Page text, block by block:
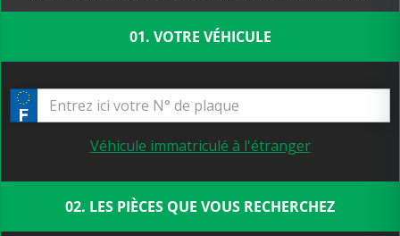
01. VOTRE VÉHICULE
Véhicule immatriculé à l'étranger
02. LES PIÈCES QUE VOUS RECHERCHEZ